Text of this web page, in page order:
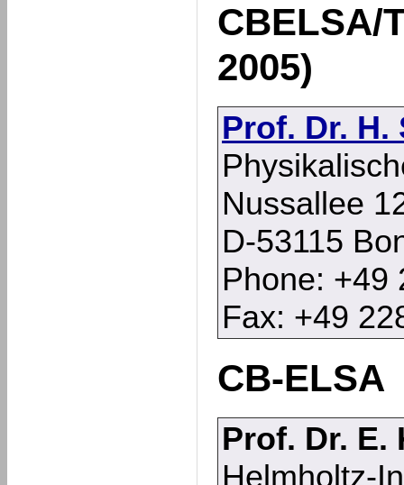
CBELSA/
2005)
Prof. Dr. H.
Nussallee
D-53115
Phone: +49
Fax: +49
CB-ELSA
Prof. Dr. E.
Helmholtz-